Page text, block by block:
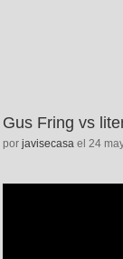
Gus Fring vs
por javisecasa el 24